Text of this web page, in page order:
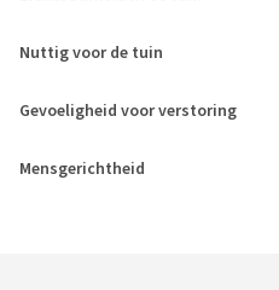
Nuttig voor de tuin
Gevoeligheid voor verstoring
Mensgerichtheid